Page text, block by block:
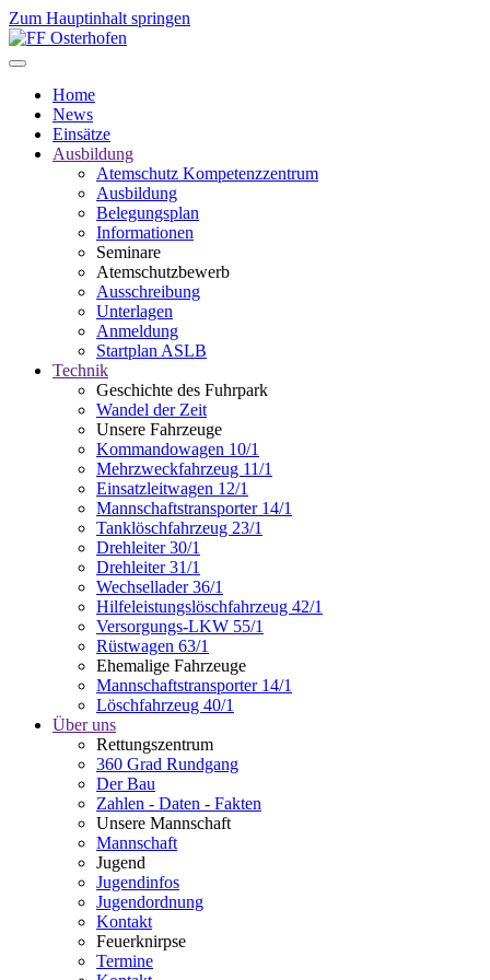
Zum Hauptinhalt springen
Home
News
Einsätze
Ausbildung
Atemschutz Kompetenzzentrum
Ausbildung
Belegungsplan
Informationen
Seminare
Atemschutzbewerb
Ausschreibung
Unterlagen
Anmeldung
Startplan ASLB
Technik
Geschichte des Fuhrpark
Wandel der Zeit
Unsere Fahrzeuge
Kommandowagen 10/1
Mehrzweckfahrzeug 11/1
Einsatzleitwagen 12/1
Mannschaftstransporter 14/1
Tanklöschfahrzeug 23/1
Drehleiter 30/1
Drehleiter 31/1
Wechsellader 36/1
Hilfeleistungslöschfahrzeug 42/1
Versorgungs-LKW 55/1
Rüstwagen 63/1
Ehemalige Fahrzeuge
Mannschaftstransporter 14/1
Löschfahrzeug 40/1
Über uns
Rettungszentrum
360 Grad Rundgang
Der Bau
Zahlen - Daten - Fakten
Unsere Mannschaft
Mannschaft
Jugend
Jugendinfos
Jugendordnung
Kontakt
Feuerknirpse
Termine